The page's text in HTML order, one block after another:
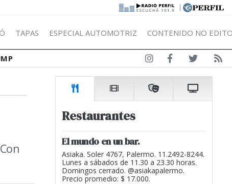
|
TAPAS ESPECIAL AUTOMOTRIZ CONTENIDO NO
Restaurantes
El mundo en un bar.
Asiaka. Soler 4767, Palermo. 11.2492-8244.
Lunes a sábados de 11.30 a 23.30 horas.
Domingos cerrado. @asiakapalermo.
Precio promedio: $ 17.000.